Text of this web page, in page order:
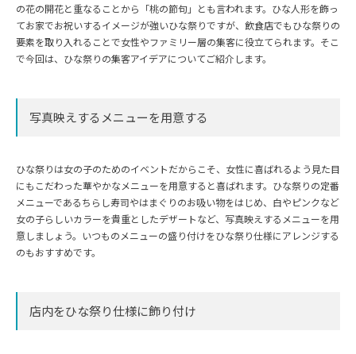
の花の開花と重なることから「桃の節句」とも言われます。ひな人形を飾っ
てお家でお祝いするイメージが強いひな祭りですが、飲食店でもひな祭りの
要素を取り入れることで女性やファミリー層の集客に役立てられます。そこ
で今回は、ひな祭りの集客アイデアについてご紹介します。
写真映えするメニューを用意する
ひな祭りは女の子のためのイベントだからこそ、女性に喜ばれるよう見た目
にもこだわった華やかなメニューを用意すると喜ばれます。ひな祭りの定番
メニューであるちらし寿司やはまぐりのお吸い物をはじめ、白やピンクなど
女の子らしいカラーを貴重としたデザートなど、写真映えするメニューを用
意しましょう。いつものメニューの盛り付けをひな祭り仕様にアレンジする
のもおすすめです。
店内をひな祭り仕様に飾り付け